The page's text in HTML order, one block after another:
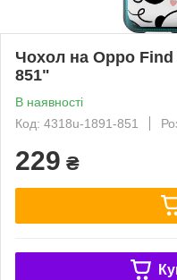
Чохол на Oppo
851"
В наявності
Код: 4318u-1891-851
229 ₴